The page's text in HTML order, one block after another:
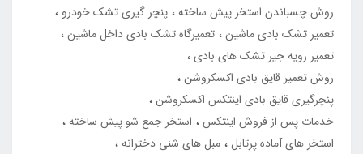
روش چسباندن استخر پیش ساخته پنچر گیری تشک خودرو
تعمیر تشک بادی ماشین تعمیرگاه تشک بادی داخل ماشین
تعمیر رویه جیر تشک های بادی
روش تعمیر قایق بادی اکسکروشن
پنچرگیری قایق بادی اینتکس اکسکروشن
خدمات پس از فروش اینتکس
استخر جمع شو پیش ساخته
استخر های آماده پرتابل مبل های شنی دخترانه